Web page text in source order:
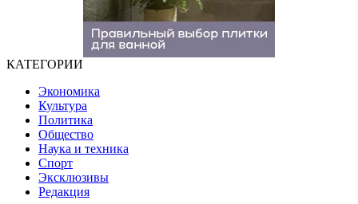
КАТЕГОРИИ
Экономика
Культура
Политика
Общество
Наука и техника
Спорт
Эксклюзивы
Редакция